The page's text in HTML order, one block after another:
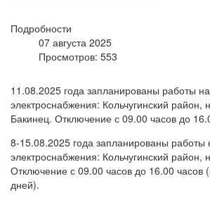
Подробности
07 августа 2025
Просмотров: 553
11.08.2025 года запланированы работы
электроснабжения: Кольчугинский район,
Бакинец. Отключение с 09.00 часов до
8-15.08.2025 года запланированы работы
электроснабжения: Кольчугинский район,
Отключение с 09.00 часов до 16.00 часов
дней).